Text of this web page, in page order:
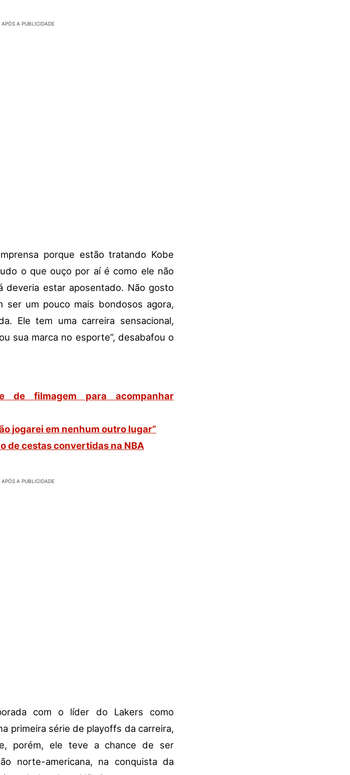
A PUBLICIDADE
porque estão tratando Kobe
o que ouço por aí é como ele não
estar aposentado. Não gosto
ser um pouco mais bondosos agora,
Ele tem uma carreira sensacional,
sua marca no esporte”, desabafou o
de filmagem para acompanhar
jogarei em nenhum outro lugar”
de cestas convertidas na NBA
A PUBLICIDADE
com o líder do Lakers como
primeira série de playoffs da carreira,
porém, ele teve a chance de ser
norte-americana, na conquista da